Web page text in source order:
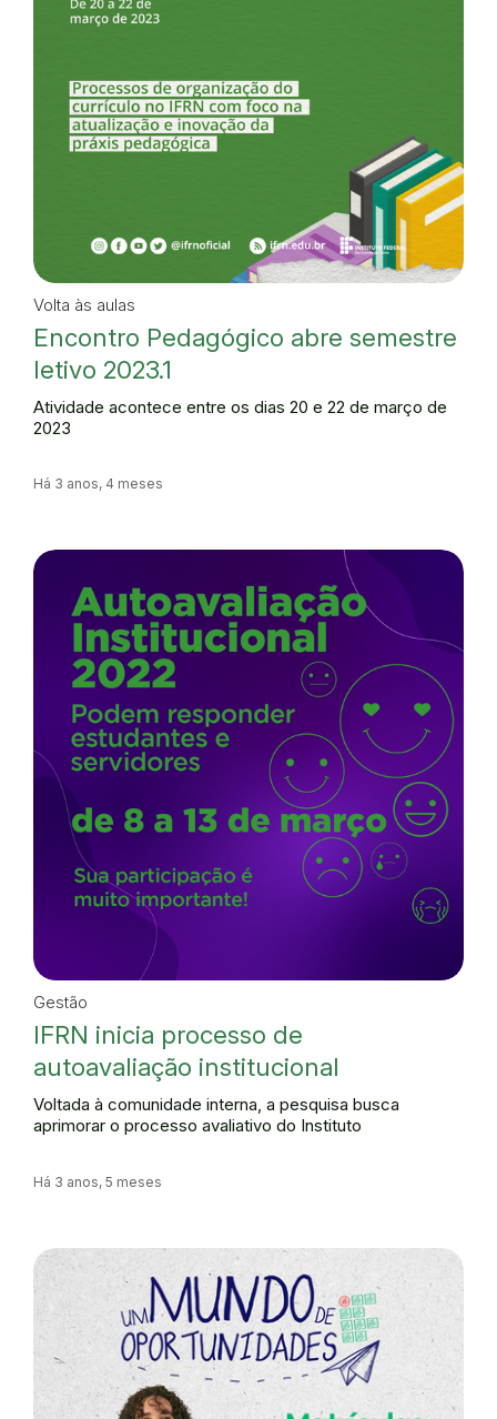
Volta às aulas
Encontro Pedagógico abre semestre
letivo 2023.1
Atividade acontece entre os dias 20 e 22 de março de
2023
Há 3 anos, 4 meses
Gestão
IFRN inicia processo de
autoavaliação institucional
Voltada à comunidade interna, a pesquisa busca
aprimorar o processo avaliativo do Instituto
Há 3 anos, 5 meses